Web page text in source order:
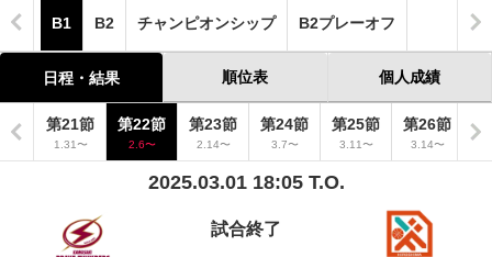
B1 B2 チャンピオンシップ B2プレーオフ
日程・結果 順位表 個人成績
節 第21節
1.31〜
第22節
2.6〜
第23節
2.14〜
第24節
3.7〜
第25節
3.11〜
第26節
3.14〜
2025.03.01 18:05 T.O.
試合終了